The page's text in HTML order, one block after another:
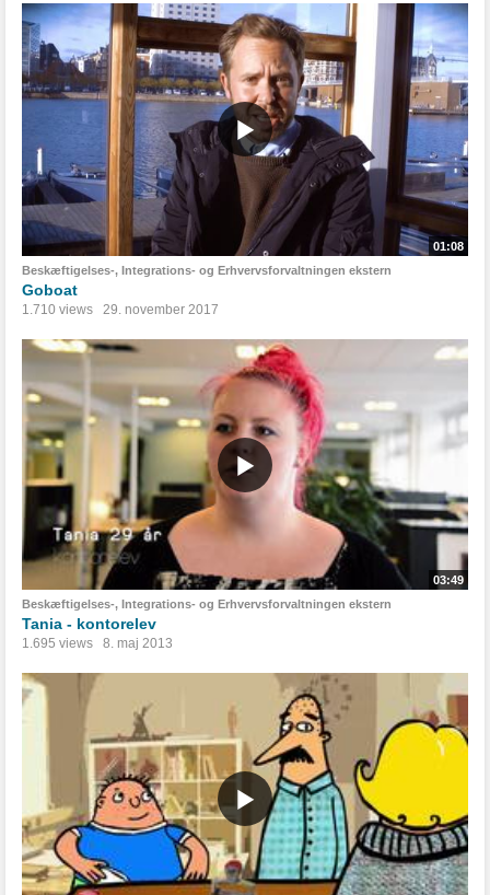
01:08
Beskæftigelses-, Integrations- og Erhvervsforvaltningen ekstern
Goboat
1.710 views 29. november 2017
03:49
Beskæftigelses-, Integrations- og Erhvervsforvaltningen ekstern
Tania - kontorelev
1.695 views 8. maj 2013